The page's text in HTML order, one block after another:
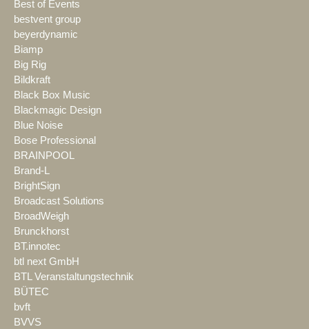
Best of Events
bestvent group
beyerdynamic
Biamp
Big Rig
Bildkraft
Black Box Music
Blackmagic Design
Blue Noise
Bose Professional
BRAINPOOL
Brand-L
BrightSign
Broadcast Solutions
BroadWeigh
Brunckhorst
BT.innotec
btl next GmbH
BTL Veranstaltungstechnik
BÜTEC
bvft
BVVS